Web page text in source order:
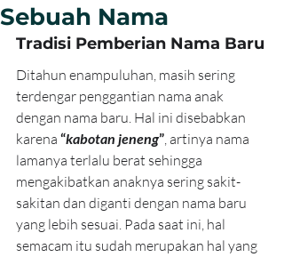
Sebuah Nama
Tradisi Pemberian Nama Baru
Ditahun enampuluhan, masih sering
terdengar penggantian nama anak
dengan nama baru. Hal ini disebabkan
karena “kabotan jeneng”, artinya nama
lamanya terlalu berat sehingga
mengakibatkan anaknya sering sakit-
sakitan dan diganti dengan nama baru
yang lebih sesuai. Pada saat ini, hal
semacam itu sudah merupakan hal yang